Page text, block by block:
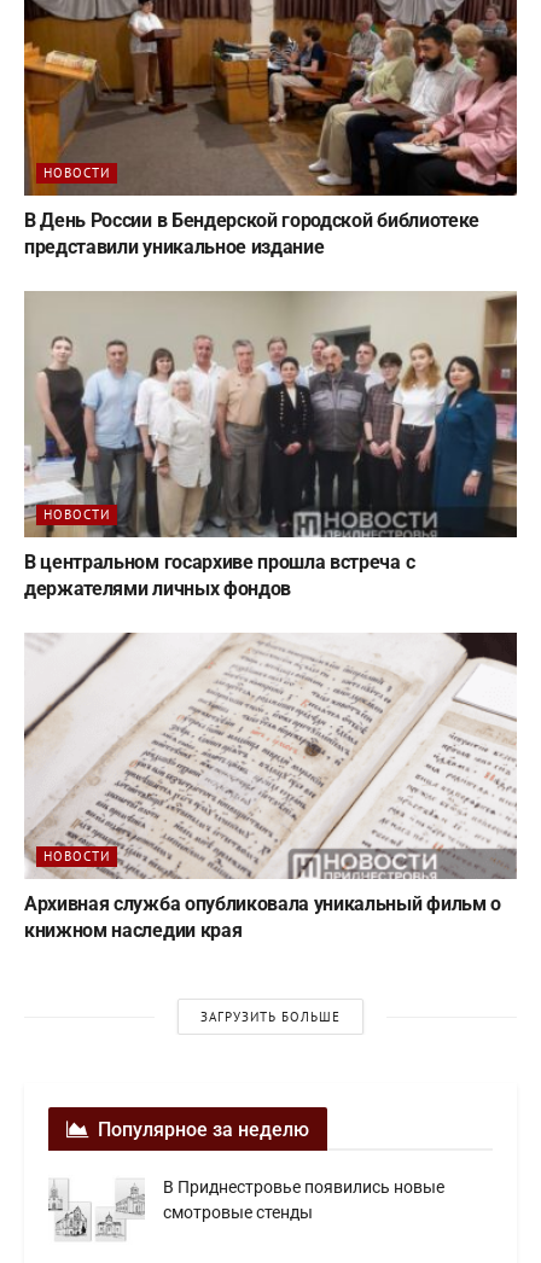
НОВОСТИ
В День России в Бендерской городской библиотеке
представили уникальное издание
НОВОСТИ
В центральном госархиве прошла встреча с
держателями личных фондов
НОВОСТИ
Архивная служба опубликовала уникальный фильм о
книжном наследии края
ЗАГРУЗИТЬ БОЛЬШЕ
Популярное за неделю
В Приднестровье появились новые
смотровые стенды